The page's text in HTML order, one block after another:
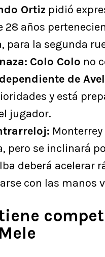
Ortiz pidió
28 años
para la segunda
Colo Colo no
de
y está
jugador.
pero se inclinará
deberá acelerar
con las manos